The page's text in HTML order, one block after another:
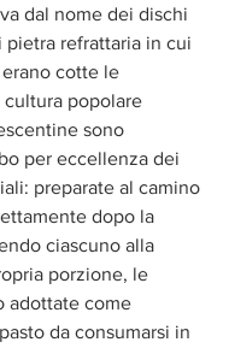
dal nome dei dischi
pietra refrattaria in cui
cotte le
popolare
sono
per eccellenza dei
preparate al camino
dopo la
ciascuno alla
porzione, le
adottate come
da consumarsi in